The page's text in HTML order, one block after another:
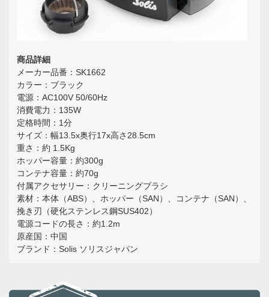
商品詳細
メーカー品番：SK1662
カラー：ブラック
電源：AC100V 50/60Hz
消費電力：135W
定格時間：1分
サイズ：幅13.5x奥行17x高さ28.5cm
重さ：約 1.5Kg
ホッパー容量：約300g
コンテナ容量：約70g
付属アクセサリー：クリーニングブラシ
素材：本体（ABS）、ホッパー（SAN）、コンテナ（SAN）、
挽き刃（硬化ステンレス鋼SUS402）
電源コードの長さ：約1.2m
原産国：中国
ブランド：Solis ソリスジャパン